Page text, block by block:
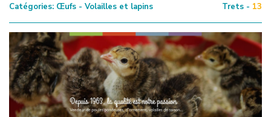
Catégories: Œufs - Volailles et lapins Trets - 13